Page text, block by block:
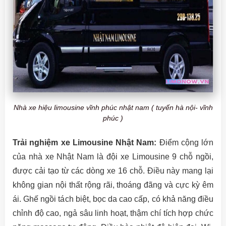
Nhà xe hiệu limousine vĩnh phúc nhật nam ( tuyến hà nội- vĩnh
phúc )
Trải nghiệm xe Limousine Nhật Nam: Điểm cộng lớn
của nhà xe Nhật Nam là đội xe Limousine 9 chỗ ngồi,
được cải tạo từ các dòng xe 16 chỗ. Điều này mang lại
không gian nội thất rộng rãi, thoáng đãng và cực kỳ êm
ái. Ghế ngồi tách biệt, bọc da cao cấp, có khả năng điều
chỉnh độ cao, ngả sâu linh hoạt, thậm chí tích hợp chức